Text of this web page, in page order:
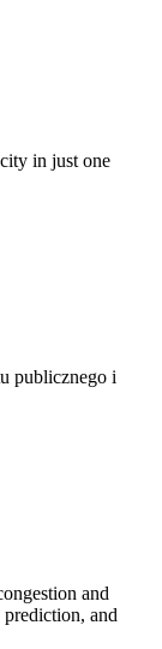
in just one
publicznego i
and
and